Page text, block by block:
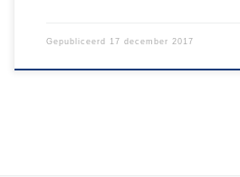
Gepubliceerd 17 december 2017